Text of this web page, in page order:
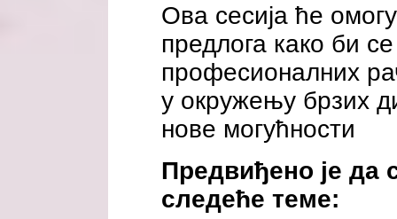
Ова сесија ће
предлога како би
професионалних
у окружењу брзих
нове могућности
Предвиђено је да
следеће теме: